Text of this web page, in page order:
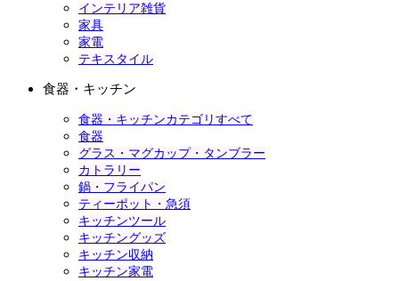
インテリア雑貨
家具
家電
テキスタイル
食器・キッチン
食器・キッチンカテゴリすべて
食器
グラス・マグカップ・タンブラー
カトラリー
鍋・フライパン
ティーポット・急須
キッチンツール
キッチングッズ
キッチン収納
キッチン家電